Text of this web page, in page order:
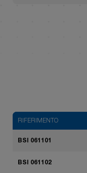
RIFERIMENTO
BSI 061101
BSI 061102